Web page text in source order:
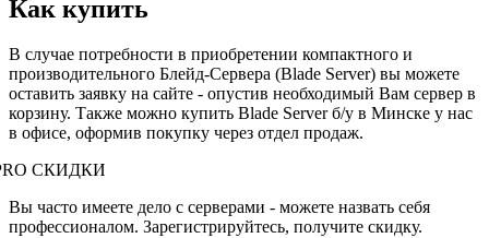
Как купить
В случае потребности в приобретении компактного и
производительного Блейд-Сервера (Blade Server) вы можете
оставить заявку на сайте - опустив необходимый Вам сервер в
корзину. Также можно купить Blade Server б/у в Минске у нас
в офисе, оформив покупку через отдел продаж.
СКИДКИ
Вы часто имеете дело с серверами - можете назвать себя
профессионалом. Зарегистрируйтесь, получите скидку.